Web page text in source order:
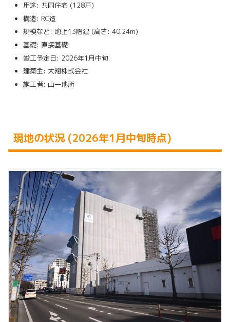
用途: 共同住宅 (128戸)
構造: RC造
規模など: 地上13階建 (高さ: 40.24m)
基礎: 直接基礎
竣工予定日: 2026年1月中旬
建築主: 大翔株式会社
施工者: 山一地所
現地の状況 (2026年1月中旬時点)